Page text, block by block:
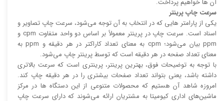
آن ها خواهیم پرداخت.
سرعت چاپ پرینتر
یکی از پارامتر هایی که در انتخاب به آن توجه می‌شود، سرعت چاپ تصاویر و
اسناد است. سرعت چاپ در پرینتر معمولاً بر اساس دو واحد متفاوت cpm و
ppm بیان می‌شود؛ cpm به معنای تعداد کاراکتر در هر دقیقه و ppm به
معنای تعداد صفحه در هر دقیقه است که توسط پرینتر چاپ می‌شود.
با توجه به توضیحات فوق، بهترین پرینتر، پرینتری است که سرعت بالا‌‌تری
داشته باشد، یعنی بتواند تعداد صفحات بیشتری را در هر دقیقه چاپ کند.
امروزه شاهد آن هستیم که محصولات متنوعی از این دستگاه ها در مرکز
ماشین‌های اداری کیومیتا به مشتریان ارائه می‌شوند که دارای سرعت چاپ